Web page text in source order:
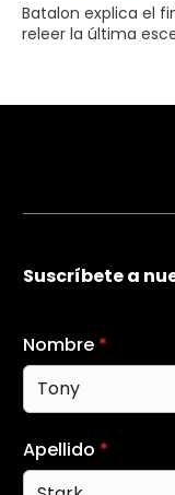
Batalon explica el
releer la última
Suscríbete a
Nombre *
Apellido *